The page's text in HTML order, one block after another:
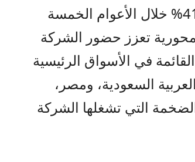
بعد أن سجلت معدل نمو سنوي مركب بنسبة 41% خلال الأعوام الخمسة
تعزز حضور الشركة
في الأسواق الرئيسية
السعودية، ومصر،
الضخمة التي تشغلها الشركة